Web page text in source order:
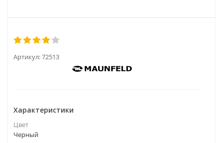
Артикул:72513
Характеристики
Цвет
Черный